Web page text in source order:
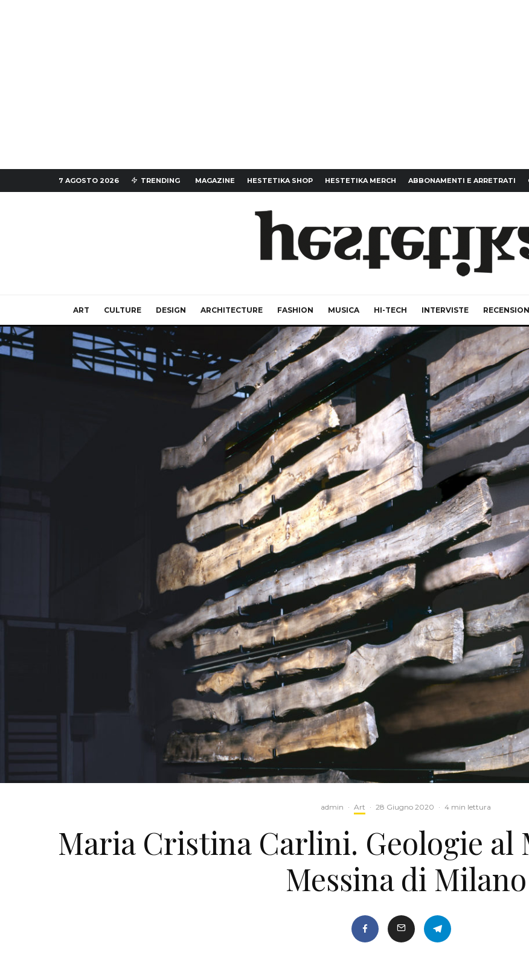
7 AGOSTO 2026 TRENDING MAGAZINE HESTETIKA SHOP HESTETIKA MERCH ABBONAMENTI E ARRETRATI
ART CULTURE DESIGN ARCHITECTURE FASHION MUSICA HI-TECH INTERVISTE
admin · Art · 28 Giugno 2020 · 4 min lettura
Maria Cristina Carlini. Geologie al
Messina di Milano